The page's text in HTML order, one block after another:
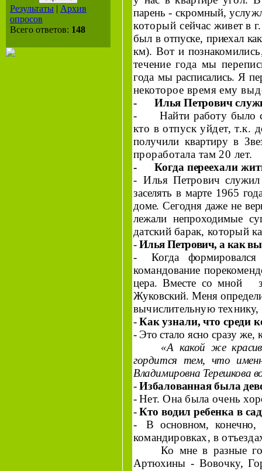
Результаты | Архив
опросов
Всего ответов: 148
парень - скромный,
которыйсейчас живет в
был в отпуске, приехал
км). Вот и познако­
течение года мы
года мы расписались. Я
некоторое время ему
-
Илья Петрович
-
Найти работу было
кто в отпуск уйдет, т.к.
получили квартиру в
проработала там 20 лет.
-
Когда переехали
- Илья Петрович
заселять в марте 1965
доме. Сегодня даже не
лежали непроходимые
датский барак, который
-Илья Петрович, а как
-
Когда
командование
цера. Вместе со мной
Жуковский. Меня
вычислительную технику,
-Как узнали, что среди
- Это стало ясно сразу
«А какой же
гордится тем, что
Владимировна Терешкова
-Избалованная была
-Нет. Она была очень
-Кто водил ребенка в
-
В основном,
командировках, в
Ко мне в разные
Артюхины - Вовочку,